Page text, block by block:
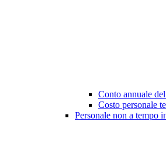
Conto annuale
Costo personale
Personale non a tempo